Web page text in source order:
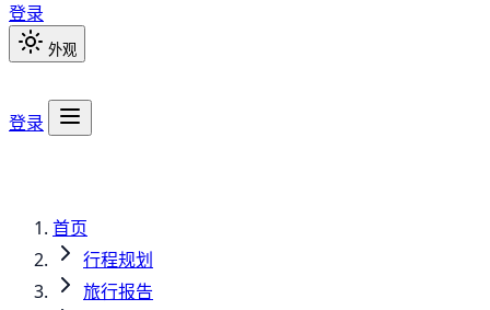
登录
外观
登录
首页
行程规划
旅行报告